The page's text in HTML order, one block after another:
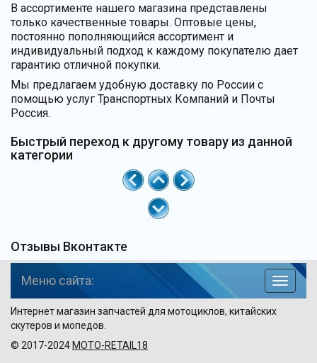
В ассортименте нашего магазина представлены
только качественные товары. Оптовые цены,
постоянно пополняющийся ассортимент и
индивидуальный подход к каждому покупателю дает
гарантию отличной покупки.
Мы предлагаем удобную доставку по России с
помощью услуг Транспортных Компаний и Почты
Россия.
Быстрый переход к другому товару из данной
категории
Отзывы Вконтакте
по
Меню сайта:
Интернет магазин запчастей для мотоциклов, китайских
скутеров и мопедов.
© 2017-2024 MOTO-RETAIL18